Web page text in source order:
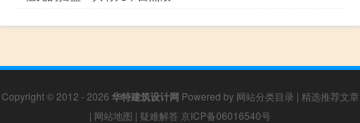
Copyright © 2012 - 2026 华特建筑设计网 Powered by 网站分类目录 | 精选推荐文章
| 网站地图 | 疑难解答 京ICP备06016540号